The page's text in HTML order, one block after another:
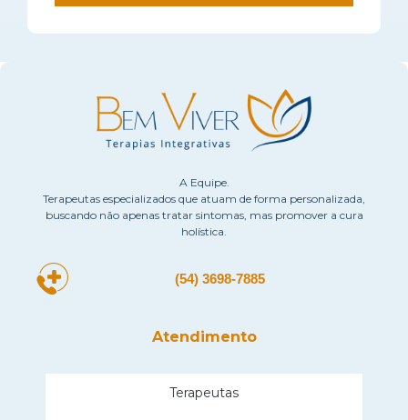
A Equipe.
Terapeutas especializados que atuam de forma personalizada,
buscando não apenas tratar sintomas, mas promover a cura
holística.
(54) 3698-7885
Atendimento
Terapeutas